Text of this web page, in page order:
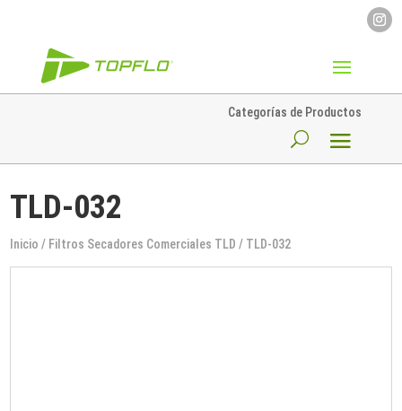
Categorías de Productos
TLD-032
Inicio / Filtros Secadores Comerciales TLD / TLD-032